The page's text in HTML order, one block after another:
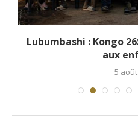
Lubumbashi : Kongo
aux
5